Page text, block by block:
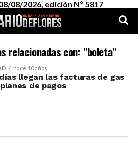
08/2026, edición Nº 5817
relacionadas con: "boleta"
hace 10 años
llegan las facturas de gas
de pagos